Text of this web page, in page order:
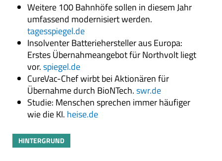
Weitere 100 Bahnhöfe sollen in diesem Jahr
umfassend modernisiert werden.
tagesspiegel.de
Insolventer Batteriehersteller aus Europa:
Erstes Übernahmeangebot für Northvolt liegt
vor.spiegel.de
CureVac-Chef wirbt bei Aktionären für
Übernahme durch BioNTech.swr.de
Studie: Menschen sprechen immer häufiger
wie die KI. heise.de
HINTERGRUND